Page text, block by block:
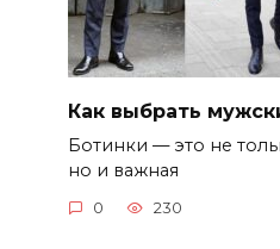
Как выбрать
Ботинки — это не
но и важная
0 230